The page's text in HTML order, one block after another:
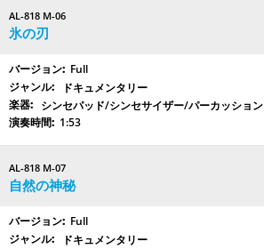
AL-818 M-06
氷の刃
Full
ドキュメンタリー
シンセパッド/シンセサイザー/パーカッション
1:53
AL-818 M-07
自然の神秘
Full
ドキュメンタリー